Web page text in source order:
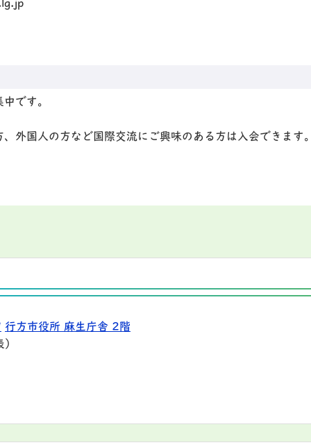
です。
外国人の方など国際交流にご興味のある方は入会できます
行方市役所 麻生庁舎 2階